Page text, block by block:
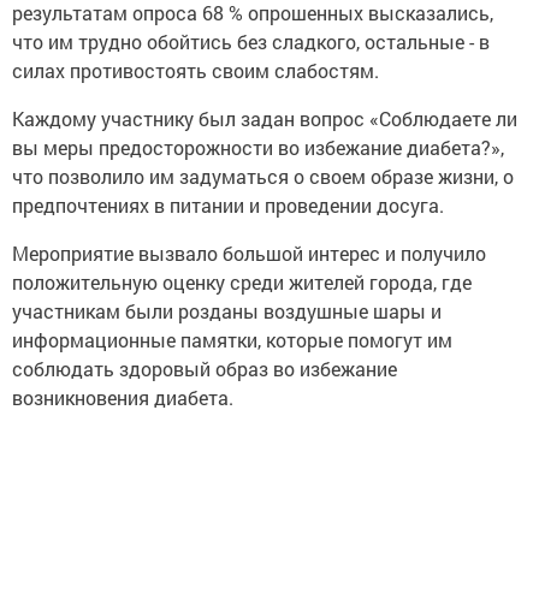
результатам опроса 68 % опрошенных высказались,
что им трудно обойтись без сладкого, остальные - в
силах противостоять своим слабостям.
Каждому участнику был задан вопрос «Соблюдаете ли
вы меры предосторожности во избежание диабета?»,
что позволило им задуматься о своем образе жизни, о
предпочтениях в питании и проведении досуга.
Мероприятие вызвало большой интерес и получило
положительную оценку среди жителей города, где
участникам были розданы воздушные шары и
информационные памятки, которые помогут им
соблюдать здоровый образ во избежание
возникновения диабета.